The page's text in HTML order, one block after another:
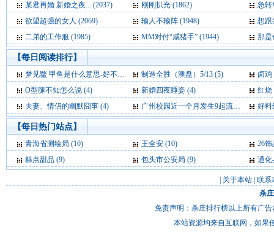
某君再婚 新婚之夜... (2037) 刚刚扒光 (1862)
急转
欲望超强的女人 (2069)
输人不输阵 (1948)
想跟
二弟的工作服 (1985)
MM对付“咸猪手” (1944) 那是
【每日阅读排行】
梦见鳖 甲鱼是什么意思-好不好-代表什么-周公解梦 (5) 制造全胜（澳盘）5/13 (5)
卤鸡
O型腿不知怎么说 (4)
新婚四夜睡姿 (4)
红烧
夫妻、情侣的幽默囧事 (4)
广州校园近一个月发生9起流感聚集性病例 (4) 好料
【每日热门站点】
青海省测绘局 (10) 王全安 (10)
26
糕点甜品 (9) 包头市公安局 (9) 通化
关于本站 联系
杀
免责声明：杀庄排行榜以上所有广
本站资源均来自互联网，如果